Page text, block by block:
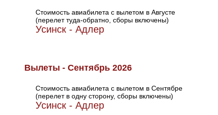
Стоимость авиабилета с вылетом в Августе
(перелет туда-обратно, сборы включены)
Усинск - Адлер
Вылеты - Сентябрь 2026
Стоимость авиабилета с вылетом в Сентябре
(перелет в одну сторону, сборы включены)
Усинск - Адлер